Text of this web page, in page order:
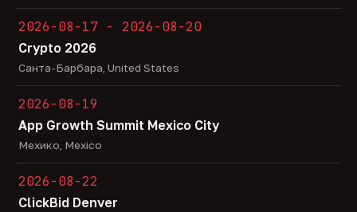
2026-08-17 - 2026-08-20
Crypto 2026
Санта-Барбара, United States
2026-08-19
App Growth Summit Mexico City
Мехико, Mexico
2026-08-22
ClickBid Denver